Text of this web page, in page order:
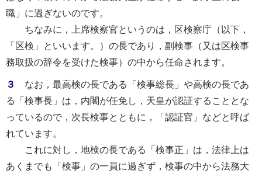
職」に過ぎないのです。
ちなみに，上席検察官というのは，区検察庁（以下，
「区検」といいます。）の長であり，副検事（又は区検事
務取扱の辞令を受けた検事）の中から任命されます。
３
なお，最高検の長である「検事総長」や高検の長であ
る「検事長」は，内閣が任免し，天皇が認証することとな
っているので，次長検事とともに，「認証官」などと呼ば
れています。
これに対し，地検の長である「検事正」は，法律上は
あくまでも「検事」の一員に過ぎず，検事の中から法務大